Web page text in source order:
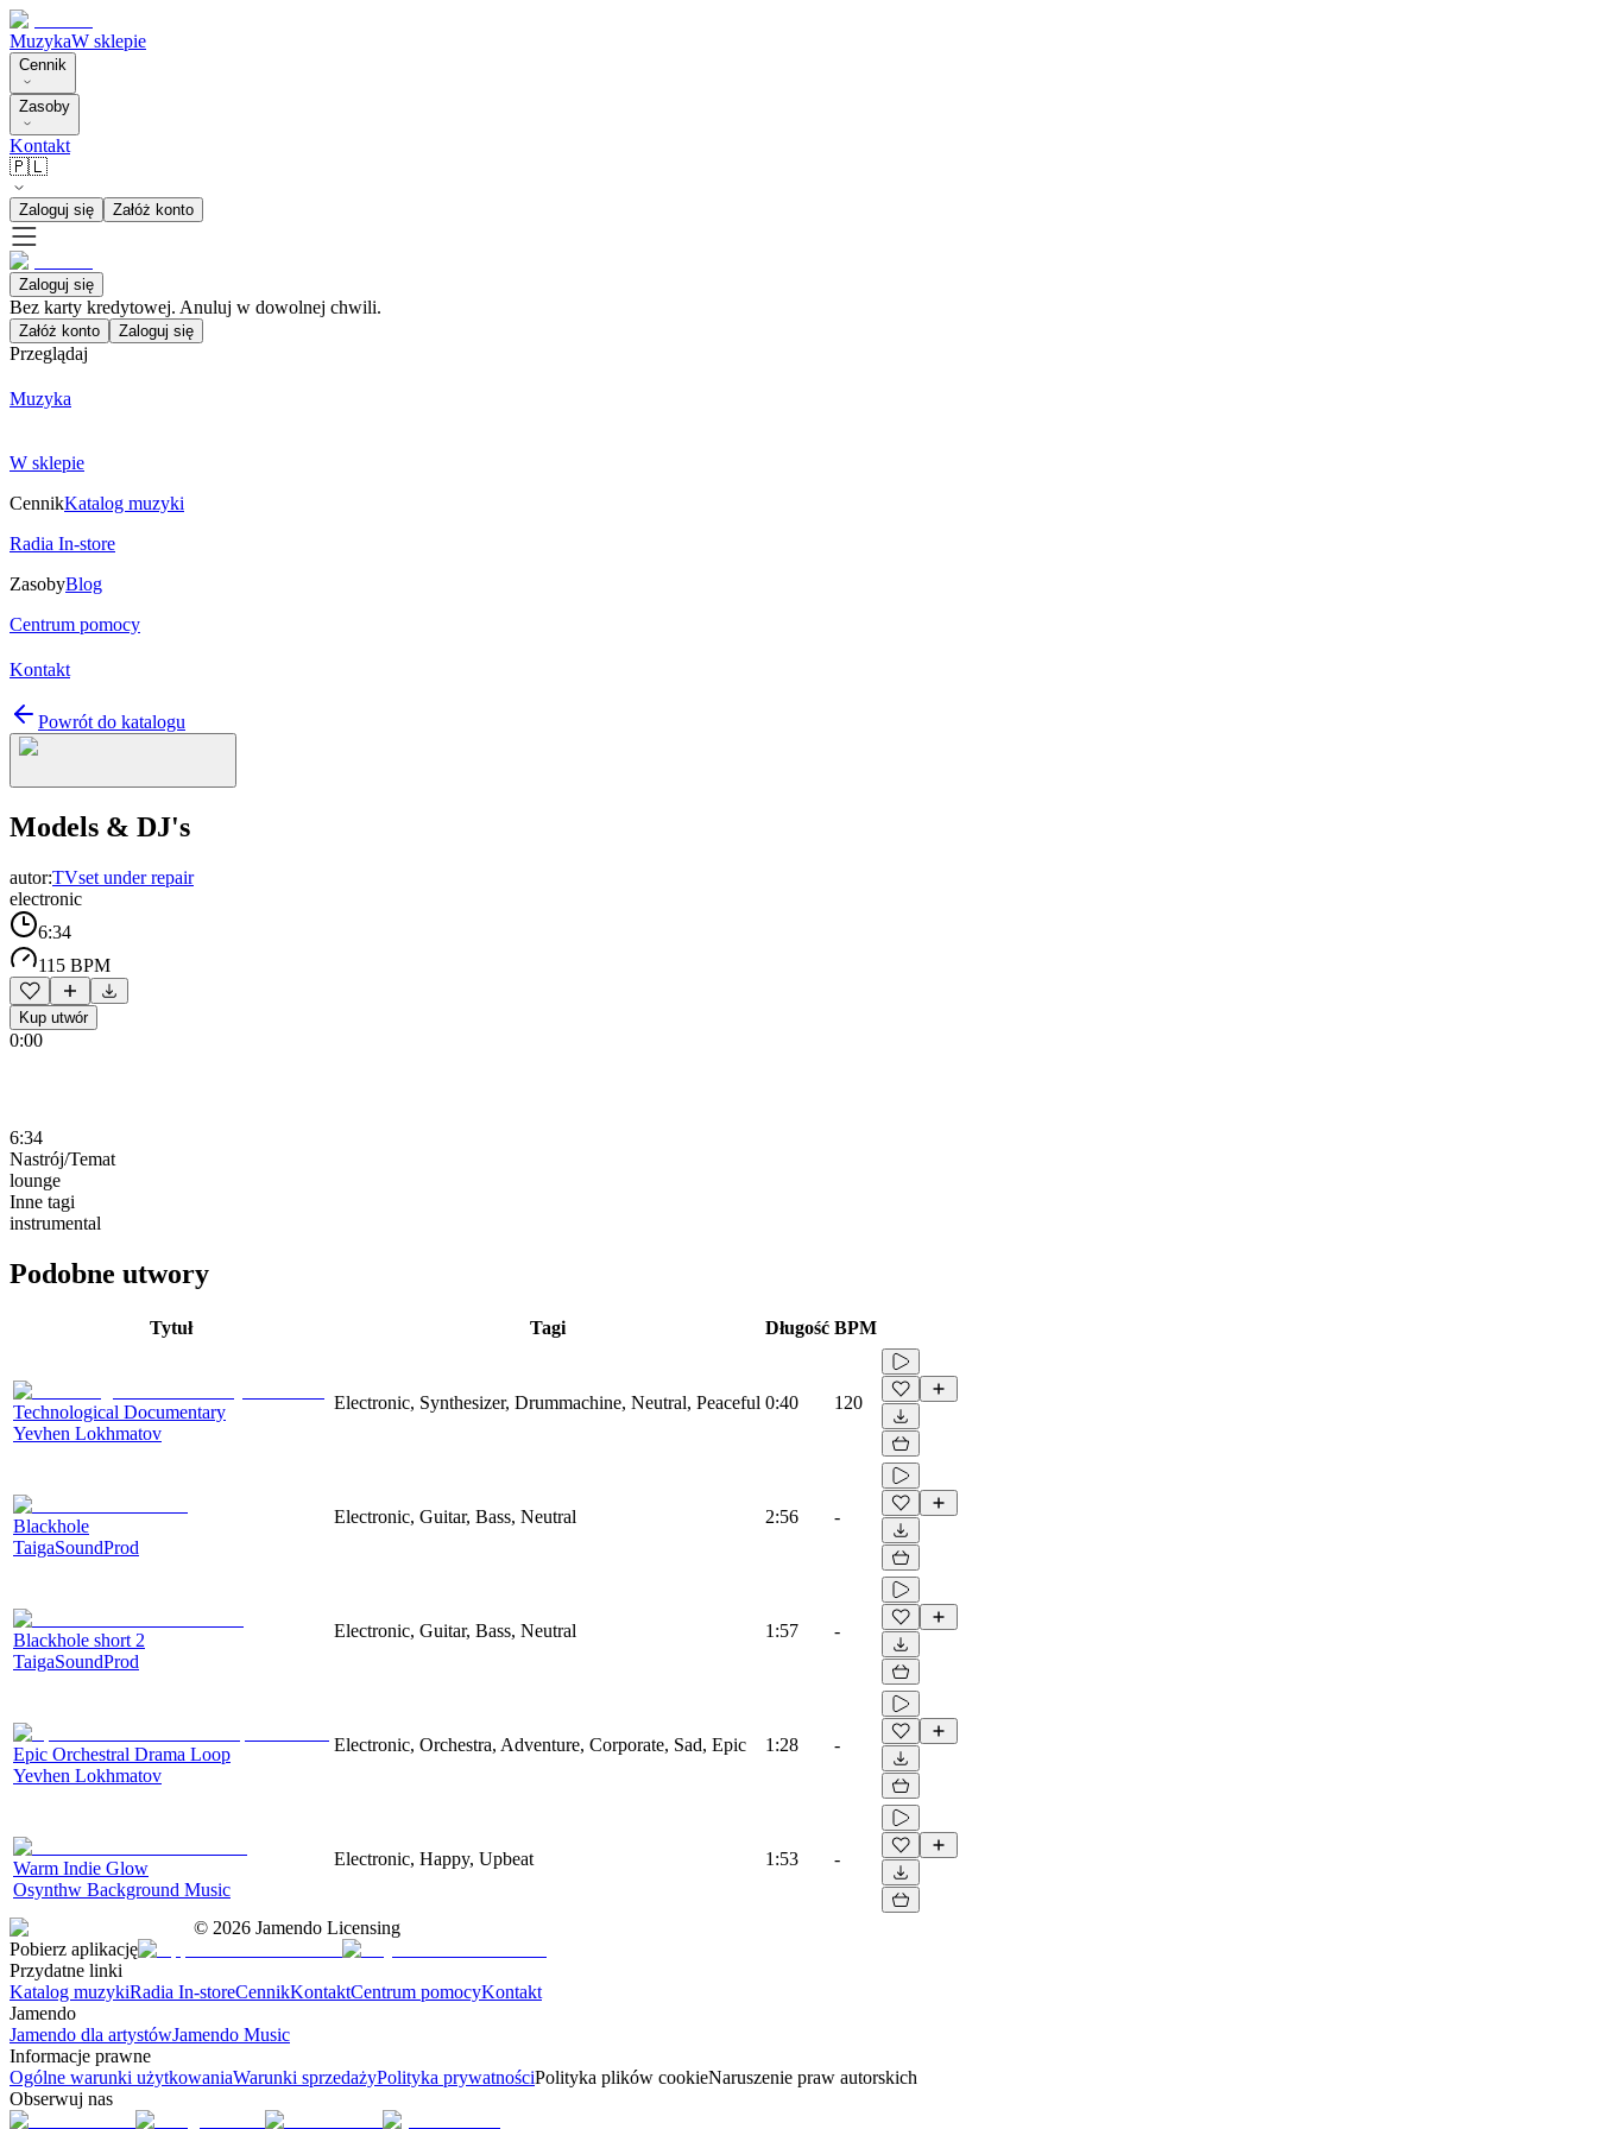
MuzykaW sklepie
Cennik
Zasoby
Kontakt
🇵🇱
Zaloguj się Załóż konto
Zaloguj się
Bez karty kredytowej. Anuluj w dowolnej chwili.
Załóż konto Zaloguj się
Przeglądaj
Muzyka
W sklepie
CennikKatalog muzyki
Radia In-store
ZasobyBlog
Centrum pomocy
Kontakt
Powrót do katalogu
Models & DJ's
autor:TVset under repair
electronic
6:34
115 BPM
Kup utwór
0:00
6:34
Nastrój/Temat
lounge
Inne tagi
instrumental
Podobne utwory
Tytuł Tagi Długość BPM
Technological Documentary
Yevhen Lokhmatov
Electronic, Synthesizer, Drummachine, Neutral, Peaceful 0:40 120
Blackhole
TaigaSoundProd
Electronic, Guitar, Bass, Neutral 2:56 -
Blackhole short 2
TaigaSoundProd
Electronic, Guitar, Bass, Neutral 1:57 -
Epic Orchestral Drama Loop
Yevhen Lokhmatov
Electronic, Orchestra, Adventure, Corporate, Sad, Epic 1:28 -
Warm Indie Glow
Osynthw Background Music
Electronic, Happy, Upbeat 1:53 -
© 2026 Jamendo Licensing
Pobierz aplikację
Przydatne linki
Katalog muzykiRadia In-storeCennikKontaktCentrum pomocyKontakt
Jamendo
Jamendo dla artystówJamendo Music
Informacje prawne
Ogólne warunki użytkowaniaWarunki sprzedażyPolityka prywatnościPolityka plików cookieNaruszenie praw autorskich
Obserwuj nas